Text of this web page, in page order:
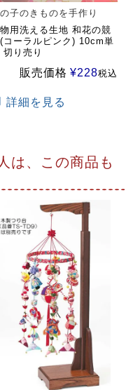
子のきものを手作り
用洗える生地 和花の競
コーラルピンク) 10cm単
切り売り
販売価格 ¥228税込
詳細を見る
は、この商品も